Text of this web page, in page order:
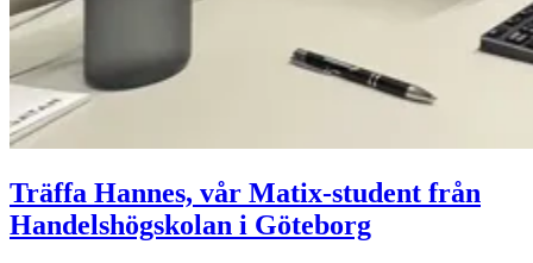
Träffa Hannes, vår Matix-student från
Handelshögskolan i Göteborg